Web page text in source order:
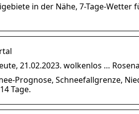
in der Nähe, 7-Tage-Wetter
21.02.2023. wolkenlos …
Prognose, Schneefallgrenze,
Tage.